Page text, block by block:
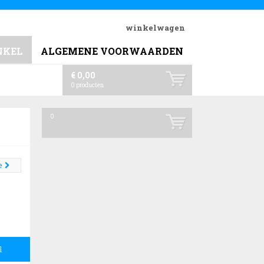
winkelwagen
ALGEMENE VOORWAARDEN
€ 0,00
0 producten
0